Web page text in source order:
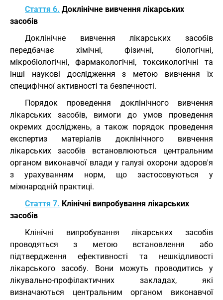
Стаття 6. Доклінічне вивчення лікарських
засобів
Доклінічне вивчення лікарських засобів
передбачає хімічні, фізичні, біологічні,
мікробіологічні, фармакологічні, токсикологічні та
інші наукові дослідження з метою вивчення їх
специфічної активності та безпечності.
Порядок проведення доклінічного вивчення
лікарських засобів, вимоги до умов проведення
окремих досліджень, а також порядок проведення
експертиз матеріалів доклінічного вивчення
лікарських засобів встановлюються центральним
органом виконавчої влади у галузі охорони здоров'я
з урахуванням норм, що застосовуються у
міжнародній практиці.
Стаття 7. Клінічні випробування лікарських
засобів
Клінічні випробування лікарських засобів
проводяться з метою встановлення або
підтвердження ефективності та нешкідливості
лікарського засобу. Вони можуть проводитись у
лікувально-профілактичних закладах, які
визначаються центральним органом виконавчої